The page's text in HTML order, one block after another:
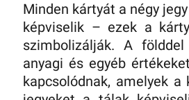
Minden kártyát a négy
képviselik – ezek a
szimbolizálják. A
anyagi és egyéb
kapcsolódnak, amelyek